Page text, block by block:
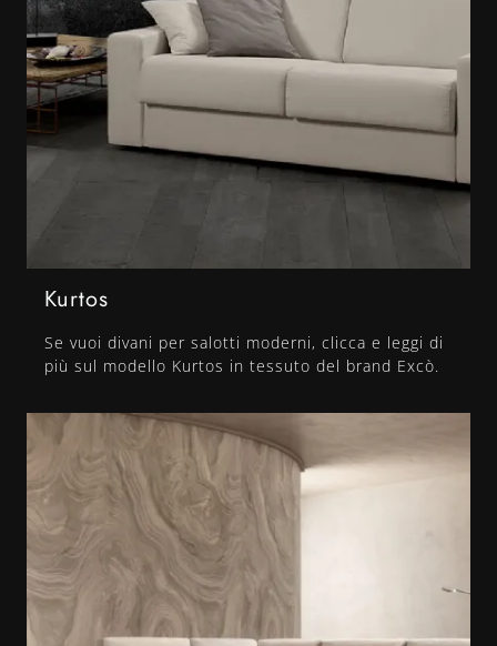
Kurtos
Se vuoi divani per salotti moderni, clicca e leggi di
più sul modello Kurtos in tessuto del brand Excò.